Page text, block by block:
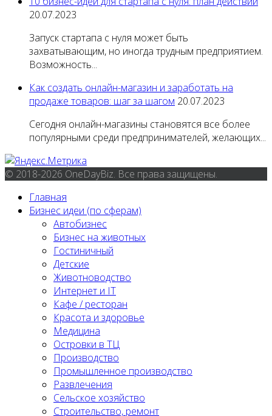
20.07.2023
Запуск стартапа с нуля может быть
захватывающим, но иногда трудным предприятием.
Возможность...
Как создать онлайн-магазин и заработать на
продаже товаров: шаг за шагом 20.07.2023
Сегодня онлайн-магазины становятся все более
популярными среди предпринимателей, желающих...
© 2018-2026 OneDayBiz. Все права защищены.
Главная
Бизнес идеи (по сферам)
Автобизнес
Бизнес на животных
Гостиничный
Детские
Животноводство
Интернет и IT
Кафе / ресторан
Красота и здоровье
Медицина
Островки в ТЦ
Производство
Промышленное производство
Развлечения
Сельское хозяйство
Строительство, ремонт